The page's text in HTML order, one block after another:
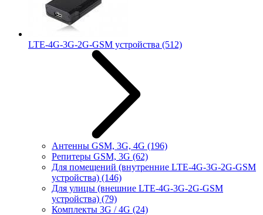
LTE-4G-3G-2G-GSM устройства (512)
Антенны GSM, 3G, 4G (196)
Репитеры GSM, 3G (62)
Для помещений (внутренние LTE-4G-3G-2G-GSM
устройства) (146)
Для улицы (внешние LTE-4G-3G-2G-GSM
устройства) (79)
Комплекты 3G / 4G (24)